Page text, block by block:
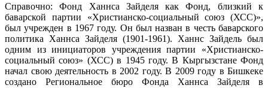
Справочно: Фонд Ханнса Зайделя как Фонд, близкий к
баварской партии «Христианско-социальный союз (ХСС)»,
был учрежден в 1967 году. Он был назван в честь баварского
политика Ханнса Зайделя (1901-1961). Ханнс Зайдель был
одним из инициаторов учреждения партии «Христианско-
социальный союз» (ХСС) в 1945 году. В Кыргызстане Фонд
начал свою деятельность в 2002 году. В 2009 году в Бишкеке
создано Региональное бюро Фонда Ханнса Зайделя в